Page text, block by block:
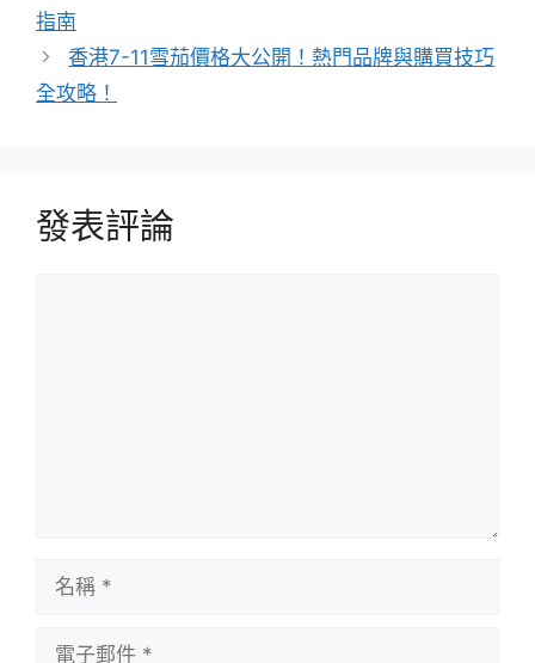
指南
香港7-11雪茄價格大公開！熱門品牌與購買技巧
全攻略！
發表評論